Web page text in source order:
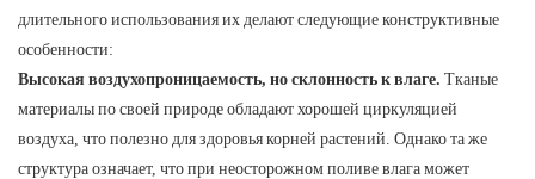
длительного использования их делают следующие конструктивные
особенности:
Высокая воздухопроницаемость, но склонность к влаге. Тканые
материалы по своей природе обладают хорошей циркуляцией
воздуха, что полезно для здоровья корней растений. Однако та же
структура означает, что при неосторожном поливе влага может